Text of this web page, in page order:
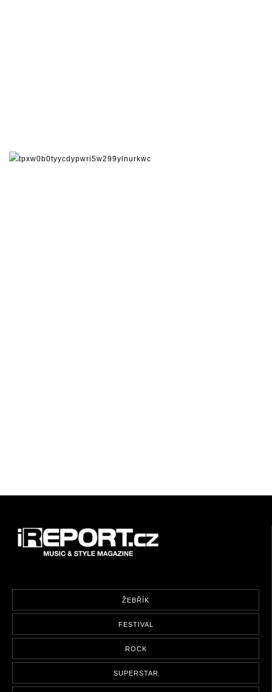
ŽEBŘÍK
FESTIVAL
ROCK
SUPERSTAR